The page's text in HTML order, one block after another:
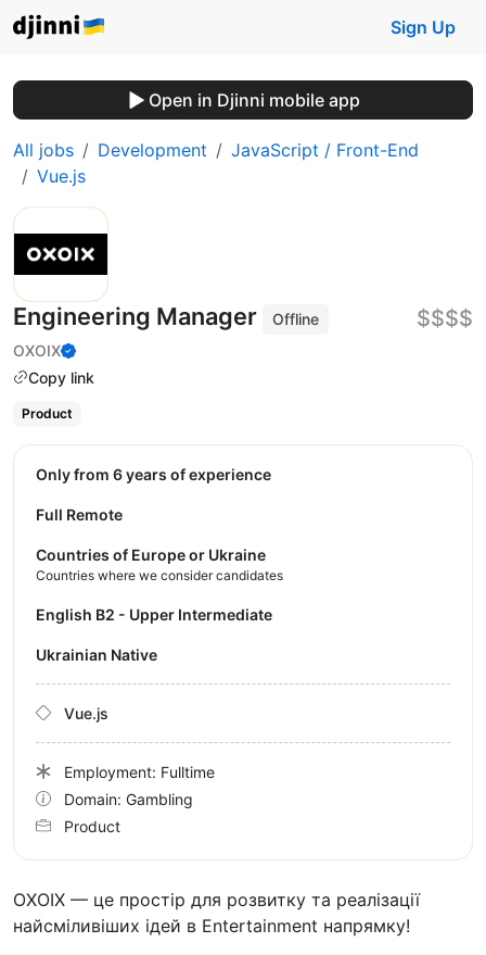
Sign Up
Open in Djinni mobile app
All jobs Development
JavaScript / Front-End
Vue.js
Engineering Manager
Offline
OXOIX
Copy link
$$$$
Product
OXOIX — це простір для розвитку та реалізації
найсміливіших ідей в Entertainment напрямку!
Only from 6 years of experience
Full Remote
Countries of Europe or Ukraine
Countries where we consider candidates
English B2 - Upper Intermediate
Ukrainian Native
Vue.js
Employment: Fulltime
Domain: Gambling
Product